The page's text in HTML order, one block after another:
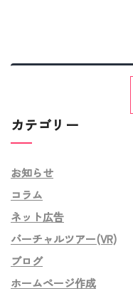
稿
の
ペ
ー
ジ
送
り
カテゴリー
お知らせ
コラム
ネット広告
バーチャルツアー(VR)
ブログ
ホームページ作成